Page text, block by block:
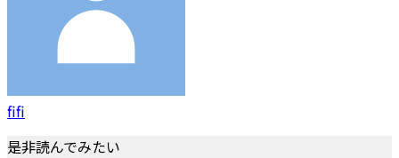
fifi
是非読んでみたい